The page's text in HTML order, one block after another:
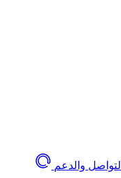
التواصل والدعم